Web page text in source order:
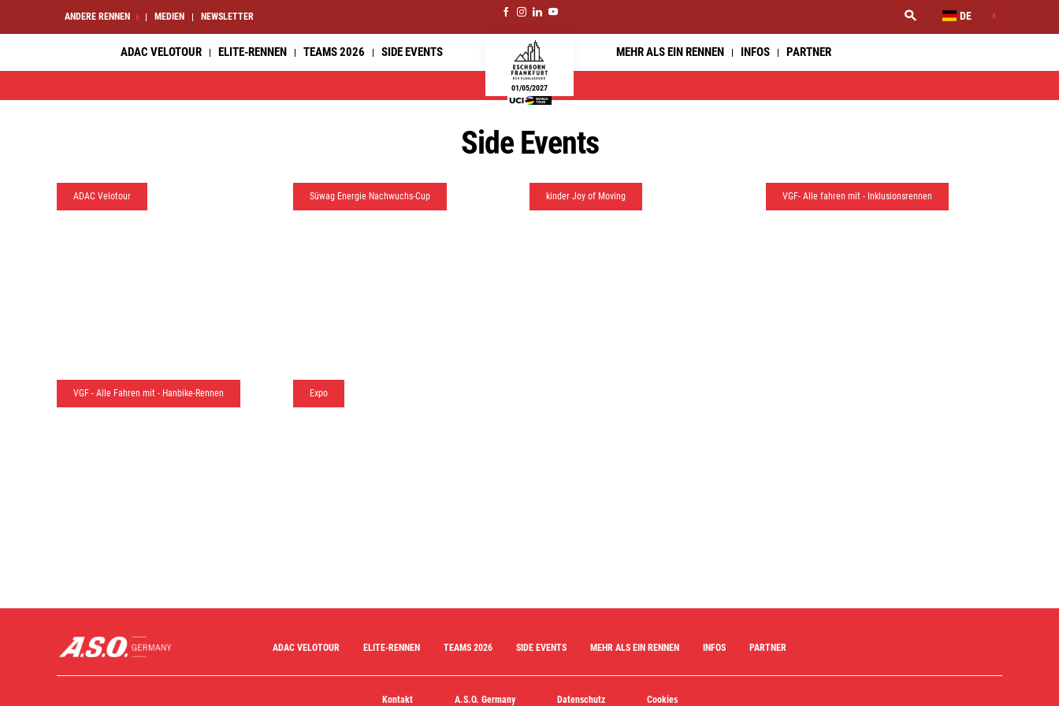
ANDERE RENNEN MEDIEN NEWSLETTER DE
ADAC VELOTOUR ELITE-RENNEN TEAMS 2026 SIDE EVENTS
01/05/2027
MEHR ALS EIN RENNEN INFOS PARTNER
Side Events
ADAC Velotour Süwag Energie Nachwuchs-Cup kinder Joy of Moving VGF- Alle fahren mit - Inklusionsrennen
VGF - Alle Fahren mit - Hanbike-Rennen Expo
ADAC VELOTOUR ELITE-RENNEN TEAMS 2026 SIDE EVENTS MEHR ALS EIN RENNEN INFOS PARTNER
Kontakt A.S.O. Germany Datenschutz Cookies